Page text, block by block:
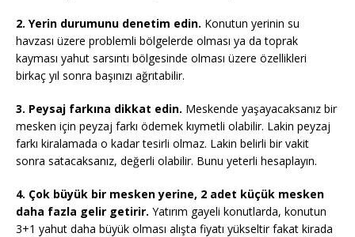
2. Yerin durumunu denetim edin. Konutun yerinin su
havzası üzere problemli bölgelerde olması ya da toprak
kayması yahut sarsıntı bölgesinde olması üzere özellikleri
birkaç yıl sonra başınızı ağrıtabilir.
3. Peysaj farkına dikkat edin. Meskende yaşayacaksanız bir
mesken için peyzaj farkı ödemek kıymetli olabilir. Lakin peyzaj
farkı kiralamada o kadar tesirli olmaz. Lakin belirli bir vakit
sonra satacaksanız, değerli olabilir. Bunu yeterli hesaplayın.
4. Çok büyük bir mesken yerine, 2 adet küçük mesken
daha fazla gelir getirir. Yatırım gayeli konutlarda, konutun
3+1 yahut daha büyük olması alışta fiyatı yükseltir fakat kirada